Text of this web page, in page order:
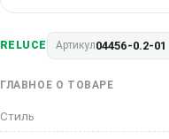
RELUCE Артикул04456-0.2-01
ГЛАВНОЕ О ТОВАРЕ
Стиль